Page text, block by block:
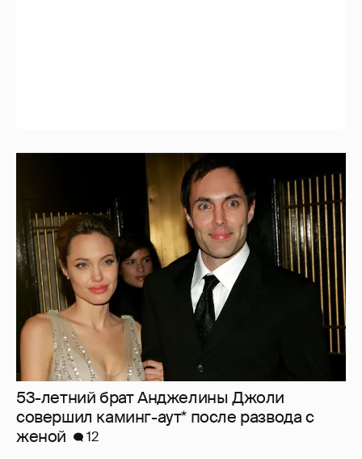
53-летний брат Анджелины Джоли
совершил каминг-аут* после развода с
женой
12